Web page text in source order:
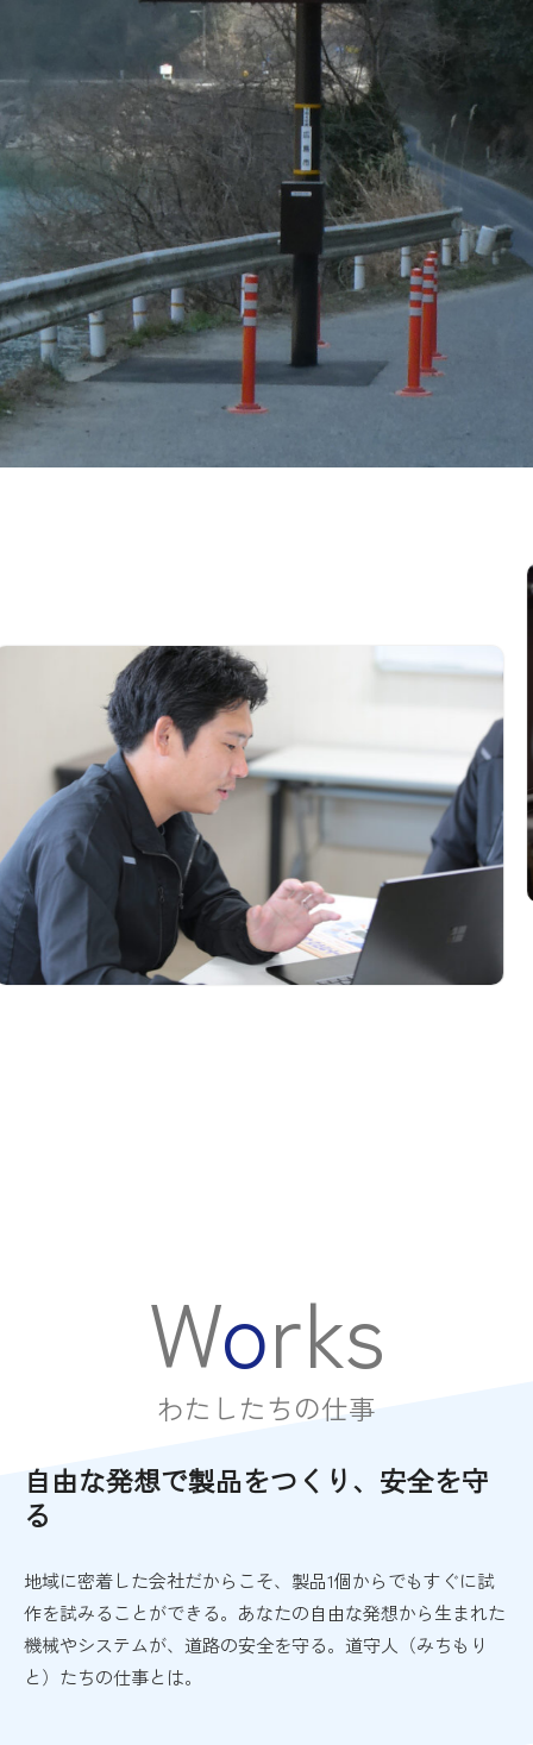
自由な発想で製品をつくり、安全を守
る
地域に密着した会社だからこそ、製品1個からでもすぐに試
作を試みることができる。あなたの自由な発想から生まれた
機械やシステムが、道路の安全を守る。道守人（みちもり
と）たちの仕事とは。
Works
わた したちの仕事